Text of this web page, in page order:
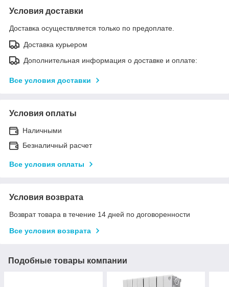
Условия доставки
Доставка осуществляется только по предоплате.
Доставка курьером
Дополнительная информация о доставке и оплате:
Все условия доставки
Условия оплаты
Наличными
Безналичный расчет
Все условия оплаты
Условия возврата
Возврат товара в течение 14 дней по договоренности
Все условия возврата
Подобные товары компании